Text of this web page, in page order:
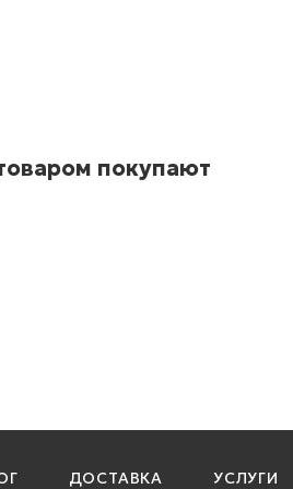
покупают
ДОСТАВКА УСЛУГИ